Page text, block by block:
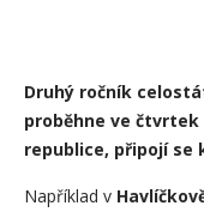
Druhý ročník
proběhne ve čtvrtek
republice, připojí se
Například v